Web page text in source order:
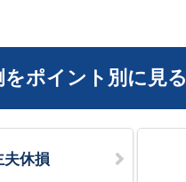
をポイント別に見る
夫休損